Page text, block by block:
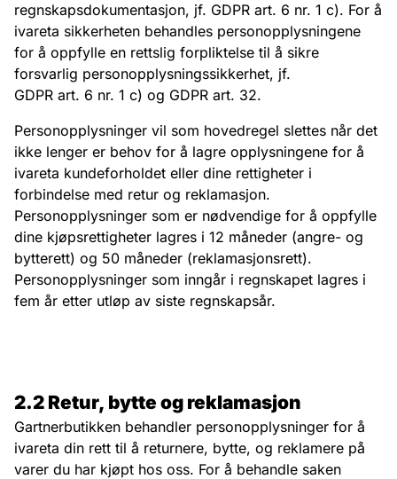
regnskapsdokumentasjon, jf. GDPR art. 6 nr. 1 c). For å
ivareta sikkerheten behandles personopplysningene
for å oppfylle en rettslig forpliktelse til å sikre
forsvarlig personopplysningssikkerhet, jf.
GDPR art. 6 nr. 1 c) og GDPR art. 32.
Personopplysninger vil som hovedregel slettes når det
ikke lenger er behov for å lagre opplysningene for å
ivareta kundeforholdet eller dine rettigheter i
forbindelse med retur og reklamasjon.
Personopplysninger som er nødvendige for å oppfylle
dine kjøpsrettigheter lagres i 12 måneder (angre- og
bytterett) og 50 måneder (reklamasjonsrett).
Personopplysninger som inngår i regnskapet lagres i
fem år etter utløp av siste regnskapsår.
2.2 Retur, bytte og reklamasjon
Gartnerbutikken behandler personopplysninger for å
ivareta din rett til å returnere, bytte, og reklamere på
varer du har kjøpt hos oss. For å behandle saken